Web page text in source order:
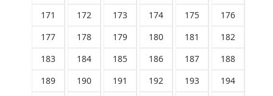
171
172 173 174 175
176
177
178 179 180 181
182
183
184 185 186 187
188
189
190 191 192 193
194